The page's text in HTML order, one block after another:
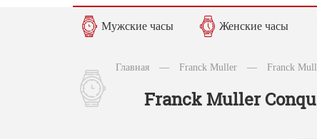
Мужские часы Женские часы
Главная — Franck Muller — Franck
Franck Muller